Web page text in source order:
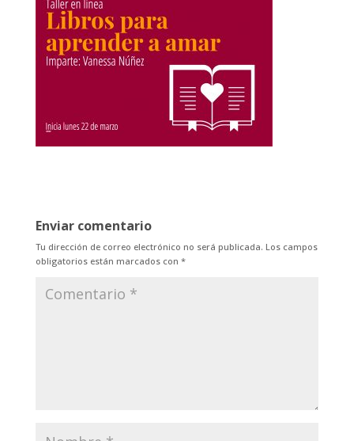
Enviar comentario
Tu dirección de correo electrónico no será publicada. Los campos
obligatorios están marcados con *